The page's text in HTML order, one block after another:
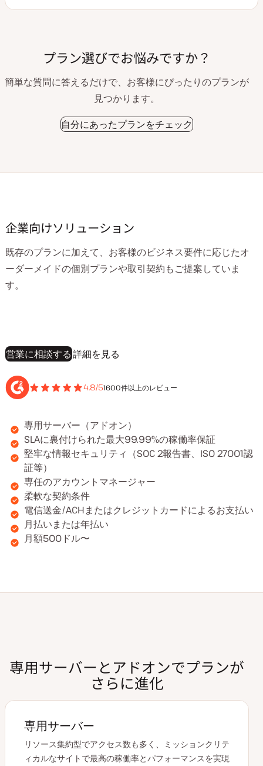
プラン選びでお悩みですか？
簡単な質問に答えるだけで、お客様にぴったりのプランが
見つかります。
自分にあったプランをチェック
企業向けソリューション
既存のプランに加えて、お客様のビジネス要件に応じたオ
ーダーメイドの個別プランや取引契約もご提案していま
す。
営業に相談する詳細を見る
4.8/51600件以上のレビュー
専用サーバー（アドオン）
SLAに裏付けられた最大99.99%の稼働率保証
堅牢な情報セキュリティ（SOC 2報告書、ISO 27001認
証等）
専任のアカウントマネージャー
柔軟な契約条件
電信送金/ACHまたはクレジットカードによるお支払い
月払いまたは年払い
月額500ドル〜
専用サーバーとアドオンでプランが
さらに進化
専用サーバー
リソース集約型でアクセス数も多く、ミッションクリテ
ィカルなサイトで最高の稼働率とパフォーマンスを実現